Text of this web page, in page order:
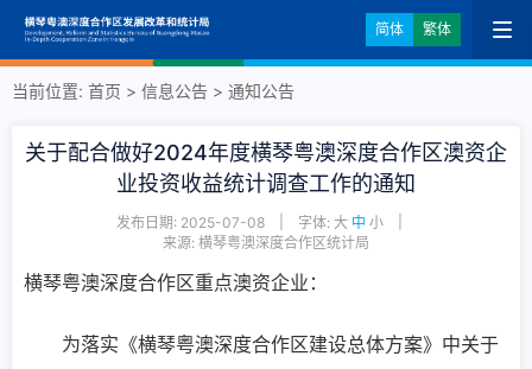
简体 繁体
当前位置: 首页 > 信息公告 > 通知公告
关于配合做好2024年度横琴粤澳深度合作区澳资企
业投资收益统计调查工作的通知
发布日期: 2025-07-08 字体: 大 中 小
来源: 横琴粤澳深度合作区统计局
横琴粤澳深度合作区重点澳资企业：
为落实《横琴粤澳深度合作区建设总体方案》中关于